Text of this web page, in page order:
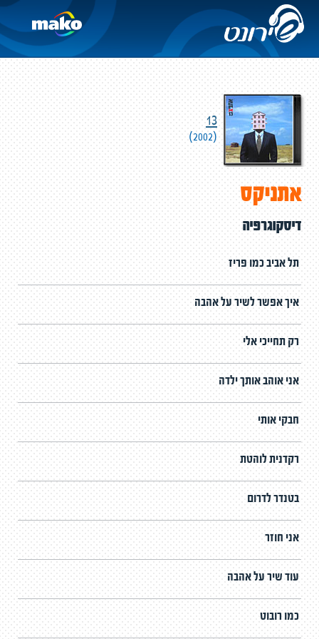
13
(2002)
אתניקס
דיסקוגרפיה
תל אביב כמו פריז
איך אפשר לשיר על אהבה
רק תחייכי אלי
אני אוהב אותך ילדה
חבקי אותי
רקדנית לוהטת
בטנדר לדרום
אני חוזר
עוד שיר על אהבה
כמו רובוט